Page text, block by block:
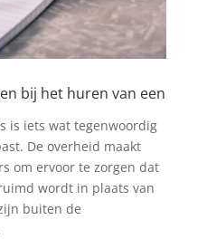
bij het huren van een
is iets wat tegenwoordig
De overheid maakt
om ervoor te zorgen dat
wordt in plaats van
buiten de